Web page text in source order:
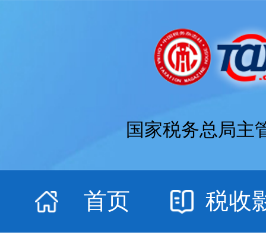
国家税务总局主
首页 税收